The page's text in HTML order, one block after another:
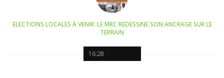
16:28
ELECTIONS LOCALES À VENIR: LE MRC REDESSINE SON ANCRAGE SUR LE
TERRAIN